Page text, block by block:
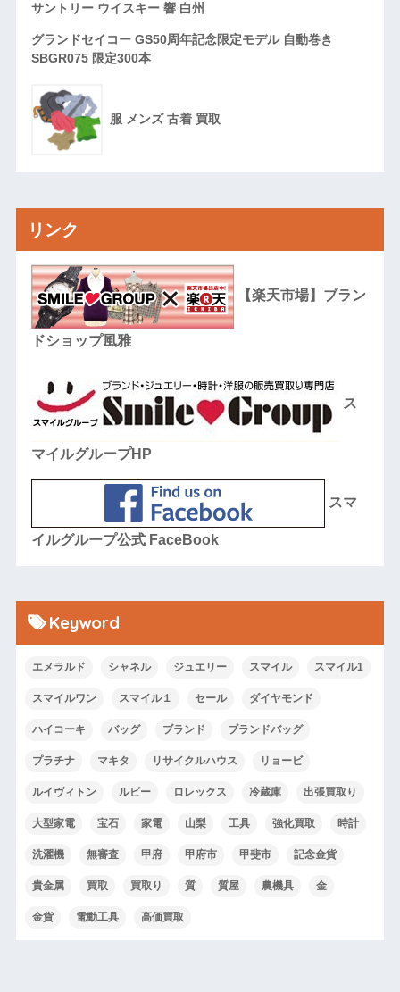
サントリー ウイスキー 響 白州
グランドセイコー GS50周年記念限定モデル 自動巻き
SBGR075 限定300本
服 メンズ 古着 買取
リンク
【楽天市場】ブラン
ドショップ風雅
ス
マイルグループHP
スマ
イルグループ公式 FaceBook
Keyword
エメラルド シャネル ジュエリー スマイル スマイル1
スマイルワン スマイル１ セール ダイヤモンド
ハイコーキ バッグ ブランド ブランドバッグ
プラチナ マキタ リサイクルハウス リョービ
ルイヴィトン ルビー ロレックス 冷蔵庫 出張買取り
大型家電 宝石 家電 山梨 工具 強化買取 時計
洗濯機 無審査 甲府 甲府市 甲斐市 記念金貨
貴金属 買取 買取り 質 質屋 農機具 金
金貨 電動工具 高価買取